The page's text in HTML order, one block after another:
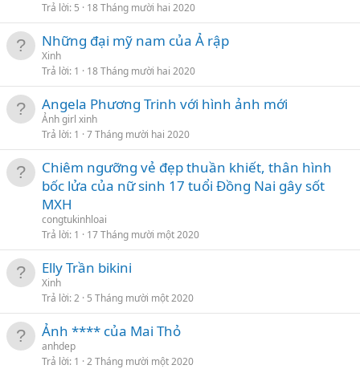
Trả lời 5 18 Tháng mười hai 2020
Những đại mỹ nam của Ả rập
Xinh
Trả lời 1 18 Tháng mười hai 2020
Angela Phương Trinh với hình ảnh mới
Ảnh girl xinh
Trả lời 1 7 Tháng mười hai 2020
Chiêm ngưỡng vẻ đẹp thuần khiết, thân hình
bốc lửa của nữ sinh 17 tuổi Đồng Nai gây sốt
MXH
congtukinhloai
Trả lời 1 17 Tháng mười một 2020
Elly Trần bikini
Xinh
Trả lời 2 5 Tháng mười một 2020
Ảnh **** của Mai Thỏ
anhdep
Trả lời 1 2 Tháng mười một 2020